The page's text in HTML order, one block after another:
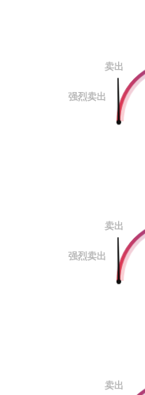
卖出
强烈卖出
卖出
强烈卖出
卖出